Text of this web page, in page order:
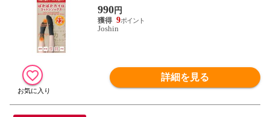
【返品種別A】
990円
9
Joshin
詳細を見る